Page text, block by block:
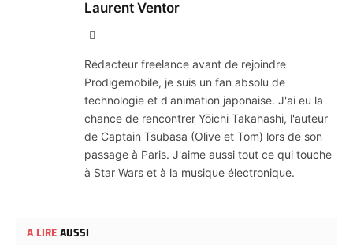
Laurent Ventor
Rédacteur freelance avant de rejoindre
Prodigemobile, je suis un fan absolu de
technologie et d'animation japonaise. J'ai eu la
chance de rencontrer Yōichi Takahashi, l'auteur
de Captain Tsubasa (Olive et Tom) lors de son
passage à Paris. J'aime aussi tout ce qui touche
à Star Wars et à la musique électronique.
A LIREAUSSI